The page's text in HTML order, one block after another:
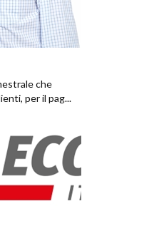
che
per il pag...